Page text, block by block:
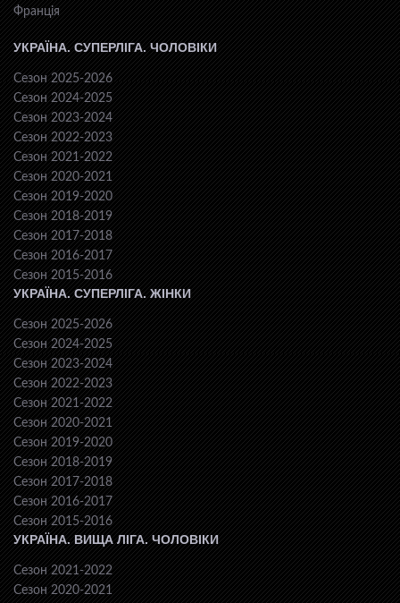
Франція
УКРАЇНА. СУПЕРЛІГА. ЧОЛОВІКИ
Сезон 2025-2026
Сезон 2024-2025
Сезон 2023-2024
Сезон 2022-2023
Сезон 2021-2022
Сезон 2020-2021
Сезон 2019-2020
Сезон 2018-2019
Сезон 2017-2018
Сезон 2016-2017
Сезон 2015-2016
УКРАЇНА. СУПЕРЛІГА. ЖІНКИ
Сезон 2025-2026
Сезон 2024-2025
Сезон 2023-2024
Сезон 2022-2023
Сезон 2021-2022
Сезон 2020-2021
Сезон 2019-2020
Сезон 2018-2019
Сезон 2017-2018
Сезон 2016-2017
Сезон 2015-2016
УКРАЇНА. ВИЩА ЛІГА. ЧОЛОВІКИ
Сезон 2021-2022
Сезон 2020-2021